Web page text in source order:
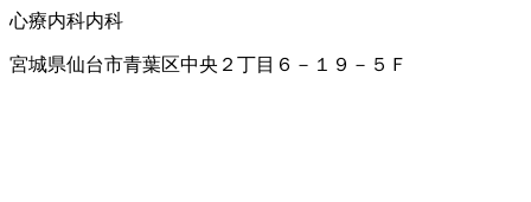
心療内科内科
宮城県仙台市青葉区中央２丁目６－１９－５Ｆ